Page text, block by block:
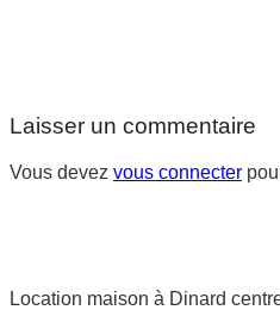
Laisser un commentaire
Vous devez vous connecter
Location maison à Dinard